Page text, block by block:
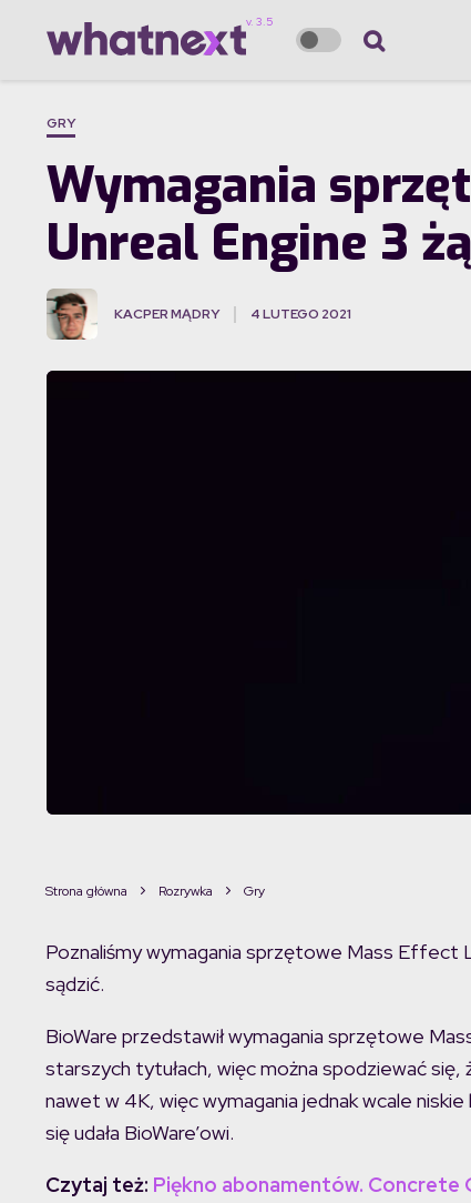
GRY
Wymagania
Unreal Engine 3
KACPER MĄDRY 4 LUTEGO 2021
Strona główna Rozrywka Gry
Poznaliśmy wymagania sprzętowe Mass Effect
sądzić.
BioWare przedstawił wymagania sprzętowe
starszych tytułach, więc można spodziewać się,
nawet w 4K, więc wymagania jednak wcale
się udała BioWare’owi.
Czytaj też: Piękno abonamentów.